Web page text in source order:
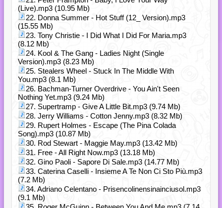
(Live).mp3 (10.95 Mb)
22. Donna Summer - Hot Stuff (12_ Version).mp3
(15.55 Mb)
23. Tony Christie - I Did What I Did For Maria.mp3
(8.12 Mb)
24. Kool & The Gang - Ladies Night (Single
Version).mp3 (8.23 Mb)
25. Stealers Wheel - Stuck In The Middle With
You.mp3 (8.1 Mb)
26. Bachman-Turner Overdrive - You Ain't Seen
Nothing Yet.mp3 (9.24 Mb)
27. Supertramp - Give A Little Bit.mp3 (9.74 Mb)
28. Jerry Williams - Cotton Jenny.mp3 (8.32 Mb)
29. Rupert Holmes - Escape (The Pina Colada
Song).mp3 (10.87 Mb)
30. Rod Stewart - Maggie May.mp3 (13.42 Mb)
31. Free - All Right Now.mp3 (13.18 Mb)
32. Gino Paoli - Sapore Di Sale.mp3 (14.77 Mb)
33. Caterina Caselli - Insieme A Te Non Ci Sto Più.mp3
(7.2 Mb)
34. Adriano Celentano - Prisencolinensinainciusol.mp3
(9.1 Mb)